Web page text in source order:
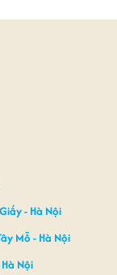
- Hà Nội
Mỗ - Hà Nội
Nội